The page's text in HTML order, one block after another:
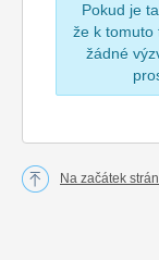
Pokud je
že k tomuto
žádné
Na začátek